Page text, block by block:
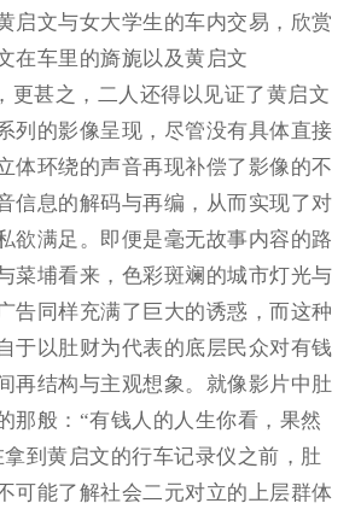
启文与女大学生的车内交易，欣赏
在车里的旖旎以及黄启文
更甚之，二人还得以见证了黄启文
列的影像呈现，尽管没有具体直接
体环绕的声音再现补偿了影像的不
信息的解码与再编，从而实现了对
欲满足。即便是毫无故事内容的路
菜埔看来，色彩斑斓的城市灯光与
告同样充满了巨大的诱惑，而这种
于以肚财为代表的底层民众对有钱
再结构与主观想象。就像影片中肚
那般：“有钱人的人生你看，果然
到黄启文的行车记录仪之前，肚
可能了解社会二元对立的上层群体